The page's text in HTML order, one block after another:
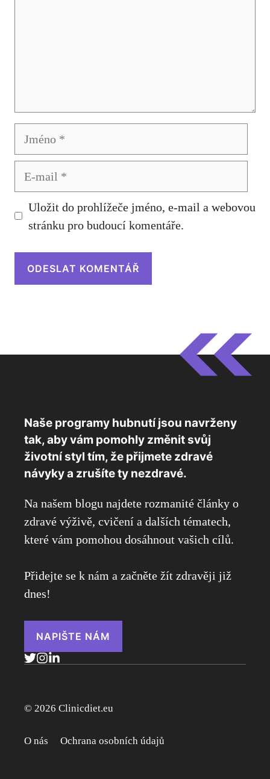
Jméno
Uložit do prohlížeče jméno, e-mail a webovou
stránku pro budoucí komentáře.
Naše programy hubnutí jsou navrženy
tak, aby vám pomohly změnit svůj
životní styl tím, že přijmete zdravé
návyky a zrušíte ty nezdravé.
Na našem blogu najdete rozmanité články o
zdravé výživě, cvičení a dalších tématech,
které vám pomohou dosáhnout vašich cílů.
Přidejte se k nám a začněte žít zdravěji již
dnes!
NAPIŠTE NÁM
© 2026 Clinicdiet.eu
O nás Ochrana osobních údajů